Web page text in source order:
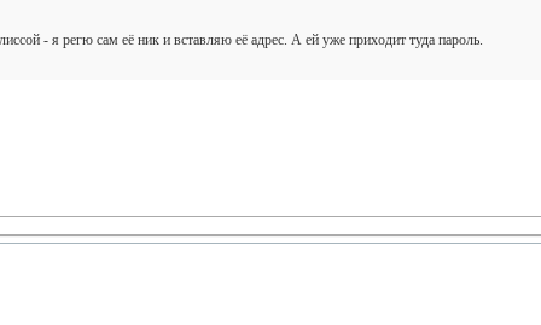
- я регю сам её ник и вставляю её адрес. А ей уже приходит туда пароль.